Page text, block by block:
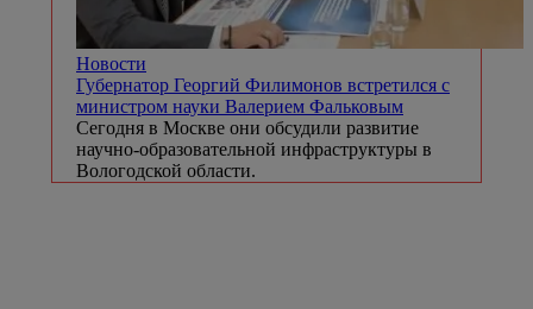
Новости
Губернатор Георгий Филимонов встретился с
министром науки Валерием Фальковым
Сегодня в Москве они обсудили развитие
научно-образовательной инфраструктуры в
Вологодской области.